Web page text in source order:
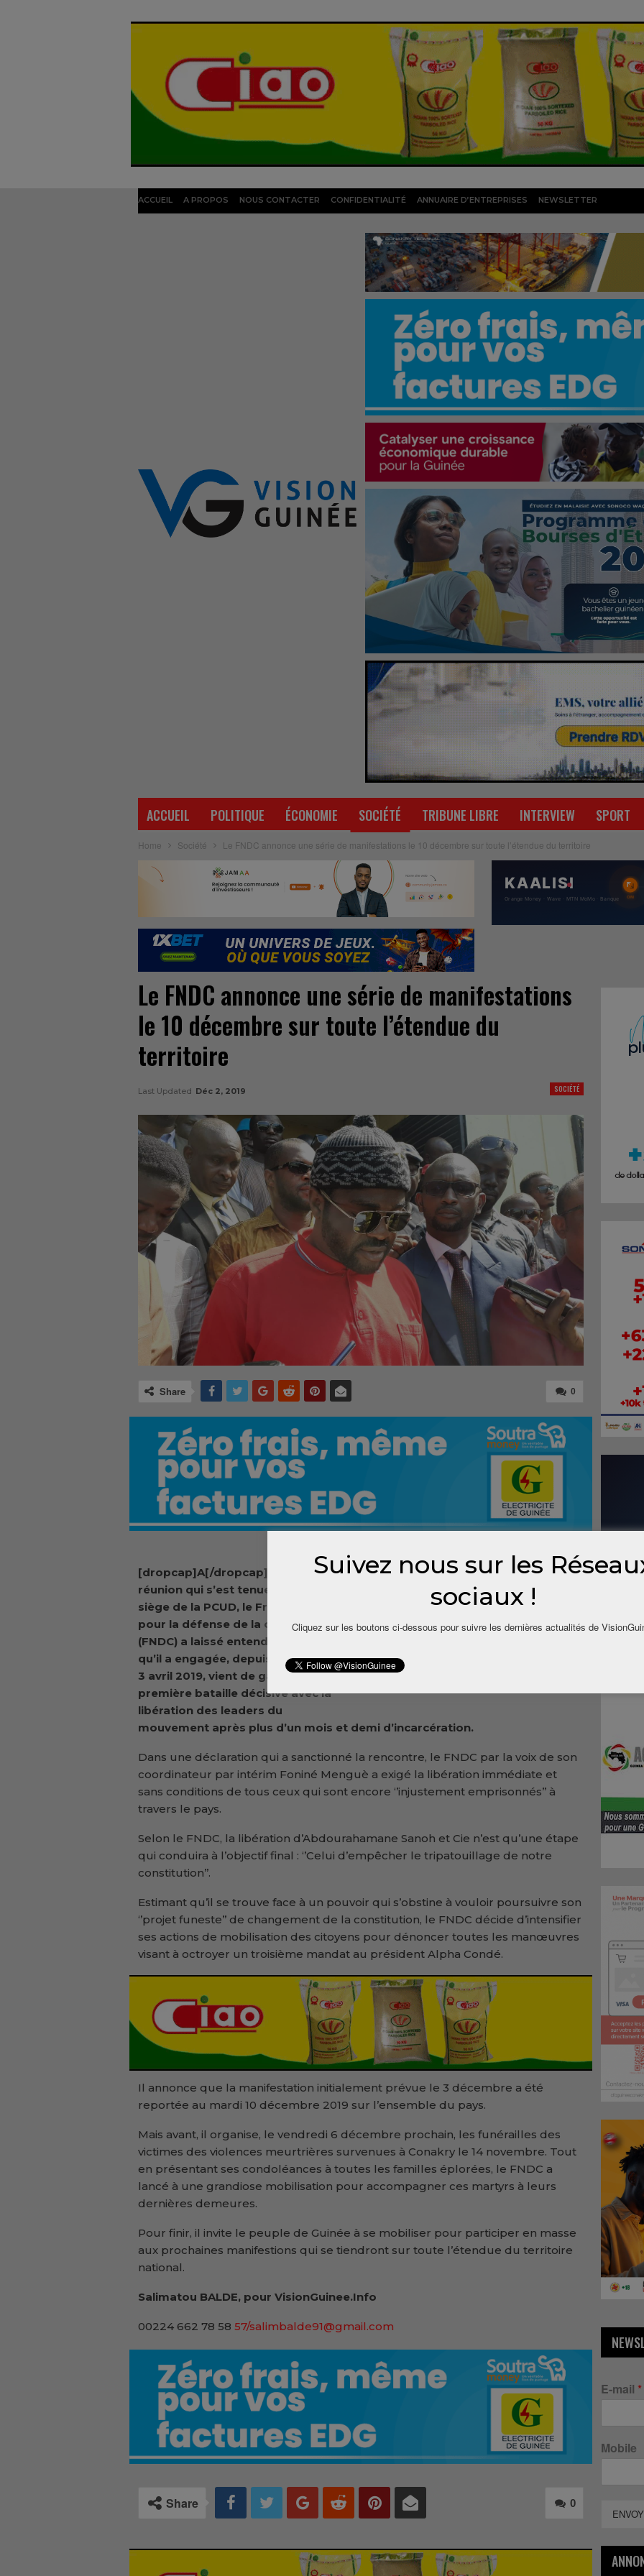
ACCUEIL A PROPOS NOUS CONTACTER CONFIDENTIALITÉ ANNUAIRE D’ENTREPRISES NEWSLETTER
ACCUEIL POLITIQUE ÉCONOMIE SOCIÉTÉ TRIBUNE LIBRE INTERVIEW SPORT
Home Société Le FNDC annonce une série de manifestations le 10 décembre sur toute l’étendue du territoire
Le FNDC annonce une série de manifestations
le 10 décembre sur toute l’étendue du
territoire
SOCIÉTÉ
Last Updated Déc 2, 2019
0
Share
[dropcap]A[/dropcap]u terme d’une
réunion qui s’est tenue lundi au
siège de la PCUD, le Front national
pour la défense de la constitution
(FNDC) a laissé entendre que la lutte
qu’il a engagée, depuis sa création le
3 avril 2019, vient de gagner sa
première bataille décisive avec la
libération des leaders du
mouvement après plus d’un mois et demi d’incarcération.
Dans une déclaration qui a sanctionné la rencontre, le FNDC par la voix de son
coordinateur par intérim Foniné Menguè a exigé la libération immédiate et
sans conditions de tous ceux qui sont encore ‘’injustement emprisonnés’’ à
travers le pays.
Selon le FNDC, la libération d’Abdourahamane Sanoh et Cie n’est qu’une étape
qui conduira à l’objectif final : ‘’Celui d’empêcher le tripatouillage de notre
constitution’’.
Estimant qu’il se trouve face à un pouvoir qui s’obstine à vouloir poursuivre son
‘’projet funeste’’ de changement de la constitution, le FNDC décide d’intensifier
ses actions de mobilisation des citoyens pour dénoncer toutes les manœuvres
visant à octroyer un troisième mandat au président Alpha Condé.
Il annonce que la manifestation initialement prévue le 3 décembre a été
reportée au mardi 10 décembre 2019 sur l’ensemble du pays.
Mais avant, il organise, le vendredi 6 décembre prochain, les funérailles des
victimes des violences meurtrières survenues à Conakry le 14 novembre. Tout
en présentant ses condoléances à toutes les familles éplorées, le FNDC a
lancé à une grandiose mobilisation pour accompagner ces martyrs à leurs
dernières demeures.
Pour finir, il invite le peuple de Guinée à se mobiliser pour participer en masse
aux prochaines manifestions qui se tiendront sur toute l’étendue du territoire
national.
Salimatou BALDE, pour VisionGuinee.Info
00224 662 78 58 57/salimbalde91@gmail.com
0
Share
E-mail *
Mobile
Suivez nous sur les
sociaux !
Cliquez sur les boutons ci-dessous pour suivre les dernières actualités de